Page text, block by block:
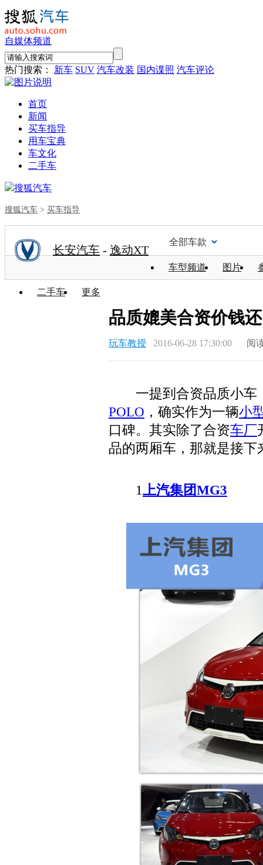
自媒体频道
热门搜索： 新车 SUV 汽车改装 国内谍照 汽车评论
首页
新闻
买车指导
用车宝典
车文化
二手车
搜狐汽车
搜狐汽车 > 买车指导
长安汽车 - 逸动XT
全部车款
车型频道 图片
二手车 更多
品质媲美合资价钱
玩车教授 2016-06-28 17:30:00 阅
一提到合资品质小车
POLO ，确实作为一辆小
口碑。其实除了合资车厂
品的两厢车，那就是接
1上汽集团MG3